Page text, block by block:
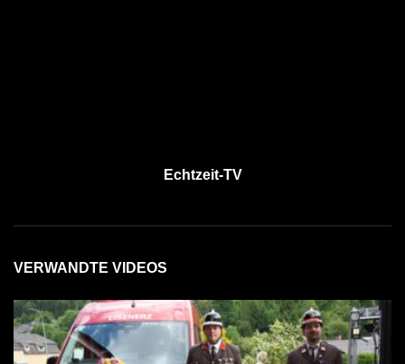
Echtzeit-TV
VERWANDTE VIDEOS